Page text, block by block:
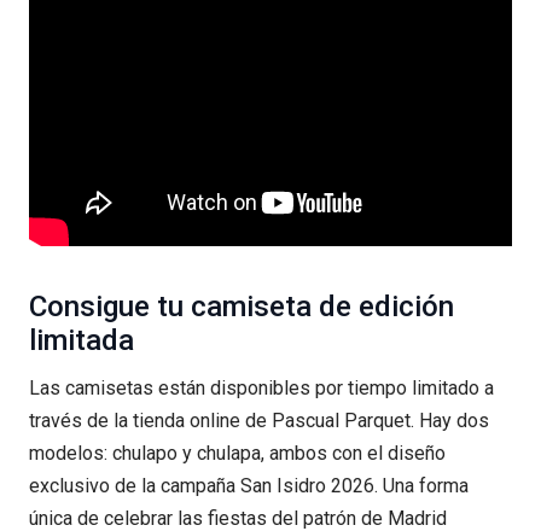
Consigue tu camiseta de edición
limitada
Las camisetas están disponibles por tiempo limitado a
través de la tienda online de Pascual Parquet. Hay dos
modelos: chulapo y chulapa, ambos con el diseño
exclusivo de la campaña San Isidro 2026. Una forma
única de celebrar las fiestas del patrón de Madrid